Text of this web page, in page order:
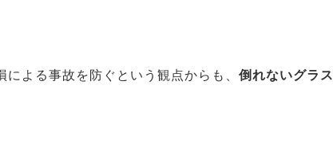
よる事故を防ぐという観点からも、 倒れないグラス